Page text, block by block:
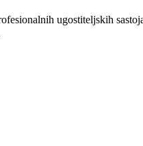
ugostiteljskih